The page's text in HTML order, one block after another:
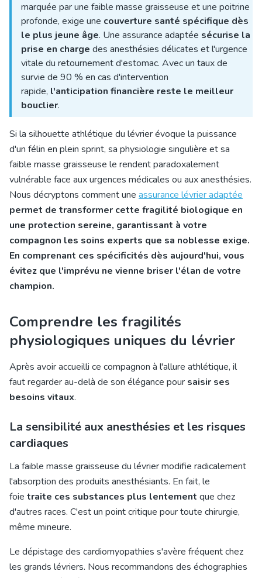
marquée par une faible masse graisseuse et une poitrine
profonde, exige une couverture santé spécifique dès
le plus jeune âge. Une assurance adaptée sécurise la
prise en charge des anesthésies délicates et l'urgence
vitale du retournement d'estomac. Avec un taux de
survie de 90 % en cas d'intervention
rapide, l'anticipation financière reste le meilleur
bouclier.
Si la silhouette athlétique du lévrier évoque la puissance
d'un félin en plein sprint, sa physiologie singulière et sa
faible masse graisseuse le rendent paradoxalement
vulnérable face aux urgences médicales ou aux anesthésies.
Nous décryptons comment une assurance lévrier adaptée
permet de transformer cette fragilité biologique en
une protection sereine, garantissant à votre
compagnon les soins experts que sa noblesse exige.
En comprenant ces spécificités dès aujourd'hui, vous
évitez que l'imprévu ne vienne briser l'élan de votre
champion.
Comprendre les fragilités
physiologiques uniques du lévrier
Après avoir accueilli ce compagnon à l'allure athlétique, il
faut regarder au-delà de son élégance pour saisir ses
besoins vitaux.
La sensibilité aux anesthésies et les risques
cardiaques
La faible masse graisseuse du lévrier modifie radicalement
l'absorption des produits anesthésiants. En fait, le
foie traite ces substances plus lentement que chez
d'autres races. C'est un point critique pour toute chirurgie,
même mineure.
Le dépistage des cardiomyopathies s'avère fréquent chez
les grands lévriers. Nous recommandons des échographies